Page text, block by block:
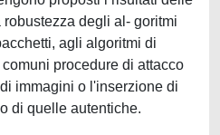
degli al- goritmi
agli algoritmi di
procedure di attacco
immagini o l'inserzione di
di quelle autentiche.